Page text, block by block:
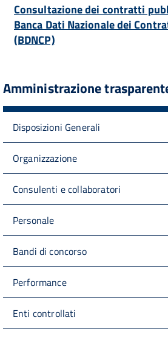
Consultazione dei contratti
Banca Dati Nazionale dei
(BDNCP)
Amministrazione
Disposizioni Generali
Organizzazione
Consulenti e collaboratori
Personale
Bandi di concorso
Performance
Enti controllati